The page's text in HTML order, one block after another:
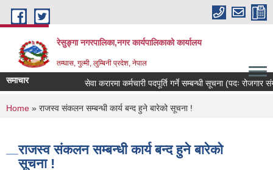
Skip to main content
रेसुङ्गा नगरपालिका,नगर कार्यपालिकाको कार्यालय
तम्घास, गुल्मी, लुम्बिनी प्रदेश, नेपाल
समाचार सेवा करारमा कर्मचारी पदपूर्ति गर्ने सम्बन्धी सूचना (पदः रोजगार
You are here
Home » राजस्व संकलन सम्बन्धी कार्य बन्द हुने बारेको सूचना !
राजस्व संकलन सम्बन्धी कार्य बन्द हुने बारेको
सूचना !